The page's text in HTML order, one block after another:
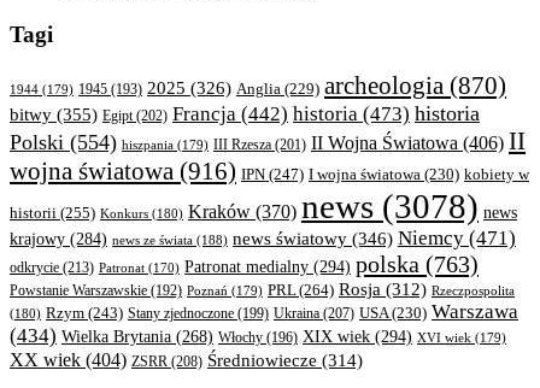
Tagi
1944 (179) 1945 (193) 2025 (326) Anglia (229) archeologia (870)
bitwy (355) Egipt (202) Francja (442) historia (473) historia
Polski (554) hiszpania (179) III Rzesza (201) II Wojna Światowa (406) II
wojna światowa (916) IPN (247) I wojna światowa (230) kobiety w
historii (255) Konkurs (180) Kraków (370) news (3078) news
krajowy (284) news ze świata (188) news światowy (346) Niemcy (471)
odkrycie (213) Patronat (170) Patronat medialny (294) polska (763)
Powstanie Warszawskie (192) Poznań (179) PRL(264) Rosja (312) Rzeczpospolita
(180) Rzym (243) Stany zjednoczone (199) Ukraina (207) USA (230) Warszawa
(434) Wielka Brytania (268) Włochy (196) XIX wiek (294) XVI wiek (179)
XX wiek (404) ZSRR (208) Średniowiecze (314)